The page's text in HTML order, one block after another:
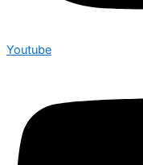
Youtube